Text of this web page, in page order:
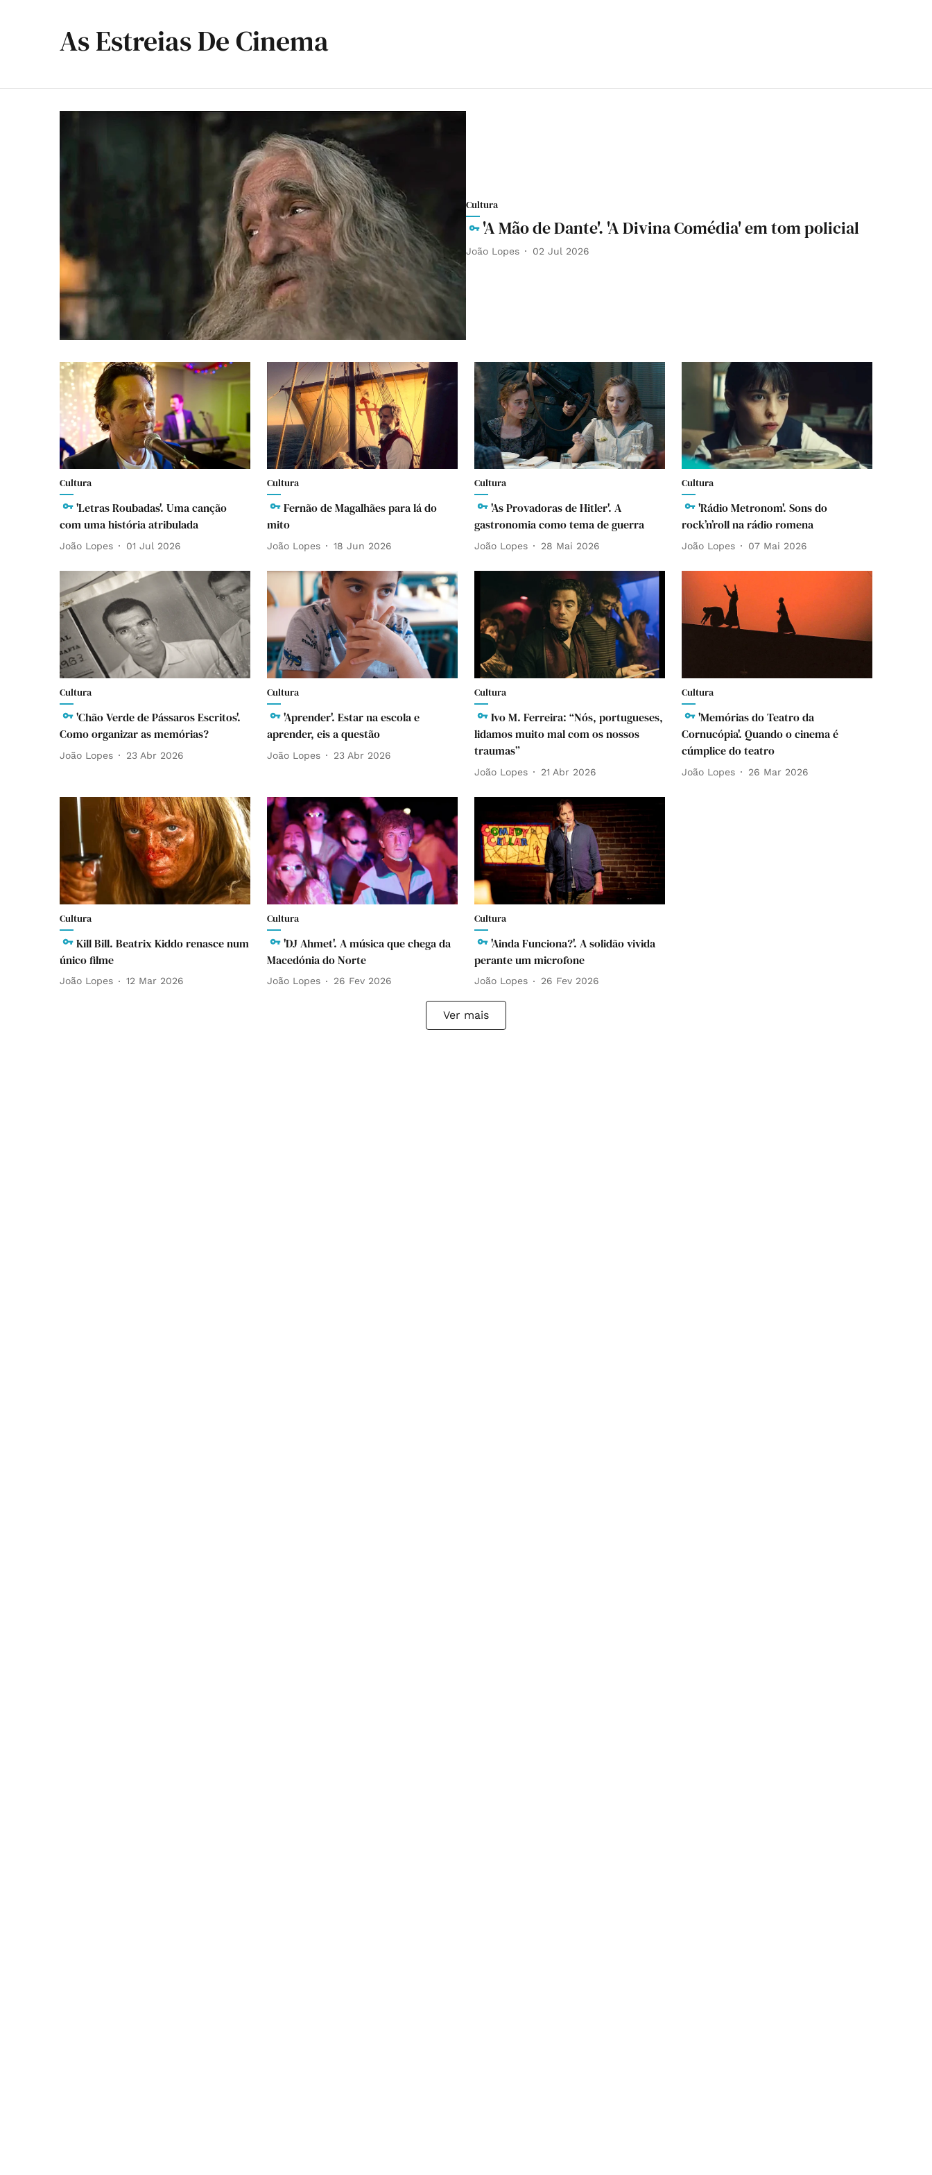
As Estreias De Cinema
Cultura
'A Mão de Dante'. 'A Divina Comédia' em tom policial
João Lopes 02 Jul 2026
Cultura
'Letras Roubadas'. Uma canção
com uma história atribulada
João Lopes 01 Jul 2026
Cultura
Fernão de Magalhães para lá do
mito
João Lopes 18 Jun 2026
Cultura
'As Provadoras de Hitler'. A
gastronomia como tema de guerra
João Lopes 28 Mai 2026
Cultura
'Rádio Metronom'. Sons do
rock’n’roll na rádio romena
João Lopes 07 Mai 2026
Cultura
'Chão Verde de Pássaros Escritos'.
Como organizar as memórias?
João Lopes 23 Abr 2026
Cultura
'Aprender'. Estar na escola e
aprender, eis a questão
João Lopes 23 Abr 2026
Cultura
Ivo M. Ferreira: “Nós, portugueses,
lidamos muito mal com os nossos
traumas”
João Lopes 21 Abr 2026
Cultura
'Memórias do Teatro da
Cornucópia'. Quando o cinema é
cúmplice do teatro
João Lopes 26 Mar 2026
Cultura
Kill Bill. Beatrix Kiddo renasce num
único filme
João Lopes 12 Mar 2026
Cultura
'DJ Ahmet'. A música que chega da
Macedónia do Norte
João Lopes 26 Fev 2026
Cultura
'Ainda Funciona?'. A solidão vivida
perante um microfone
João Lopes 26 Fev 2026
Ver mais